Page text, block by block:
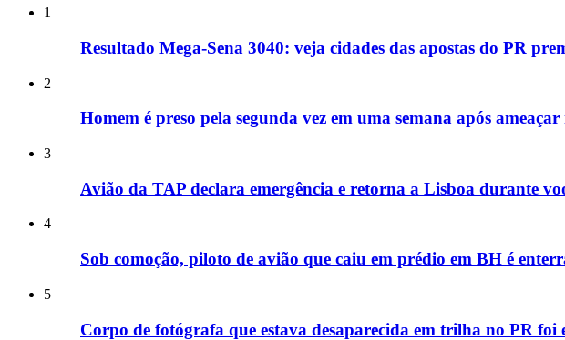
1
Resultado Mega-Sena 3040: veja cidades das apostas do PR
2
Homem é preso pela segunda vez em uma semana após
3
Avião da TAP declara emergência e retorna a Lisboa durante
4
Sob comoção, piloto de avião que caiu em prédio em BH é
5
Corpo de fotógrafa que estava desaparecida em trilha no PR